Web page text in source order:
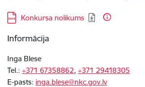
Lejupielādēt:
Konkursa nolikums
Informācija
Inga Blese
Tel.: +371 67358862, +371 29418305
E-pasts: inga.blese@nkc.gov.lv